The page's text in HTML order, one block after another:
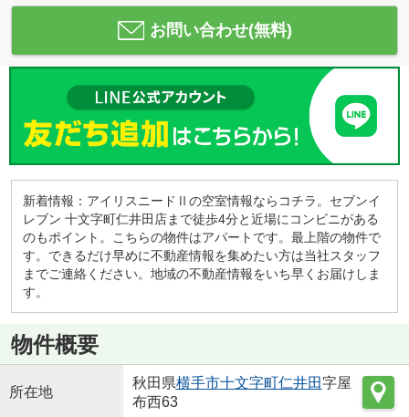
お問い合わせ(無料)
新着情報：アイリスニードⅡの空室情報ならコチラ。セブンイ
レブン 十文字町仁井田店まで徒歩4分と近場にコンビニがある
のもポイント。こちらの物件はアパートです。最上階の物件で
す。できるだけ早めに不動産情報を集めたい方は当社スタッフ
までご連絡ください。地域の不動産情報をいち早くお届けしま
す。
物件概要
所在地
秋田県横手市十文字町仁井田字屋
布西63